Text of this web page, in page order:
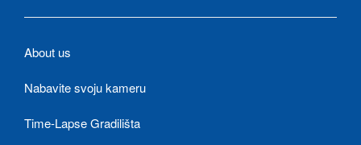
About us
Nabavite svoju kameru
Time-Lapse Gradilišta